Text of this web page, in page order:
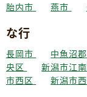
胎内市 燕市
な行
長岡市 中魚沼郡
央区
新潟市江
市西区
新潟市